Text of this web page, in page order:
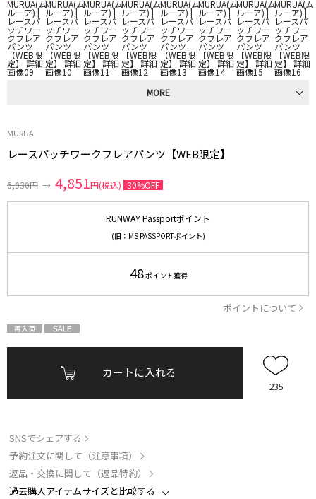
MORE
MURUA
レースパッチワークフレアパンツ【WEB限定】
6,930円 → 4,851円(税込) 30%OFF
RUNWAY Passportポイント
(旧：MS PASSPORTポイント)
48ポイント獲得
ポイントについて
カートに入れる
235
SNSでシェアする
予約注文に関して（注意事項）
返品・交換に関して（返品特約）
過去購入アイテムサイズと比較する